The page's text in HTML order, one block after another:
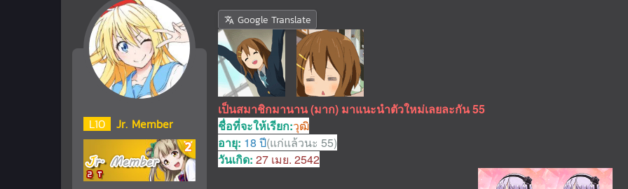
L10 Jr. Member
Google Translate
เป็นสมาชิกมานาน (มาก) มาแนะนำตัวใหม่เลยละกัน 55
ชื่อที่จะให้เรียก:วุฒิ
อายุ: 18 ปี(แก่แล้วนะ 55)
วันเกิด: 27 เมย. 2542